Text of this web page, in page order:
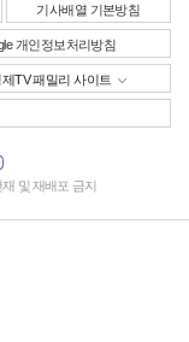
기사배열 기본방침
개인정보처리방침
TV 패밀리 사이트
재 및 재배포 금지